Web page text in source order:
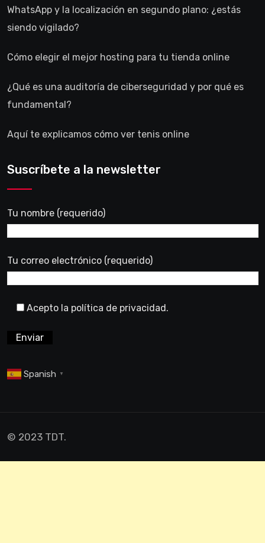
WhatsApp y la localización en segundo plano: ¿estás
siendo vigilado?
Cómo elegir el mejor hosting para tu tienda online
¿Qué es una auditoría de ciberseguridad y por qué es
fundamental?
Aquí te explicamos cómo ver tenis online
Suscríbete a la newsletter
Tu nombre (requerido)
Tu correo electrónico (requerido)
Acepto la política de privacidad.
Spanish ▼
© 2023 TDT.